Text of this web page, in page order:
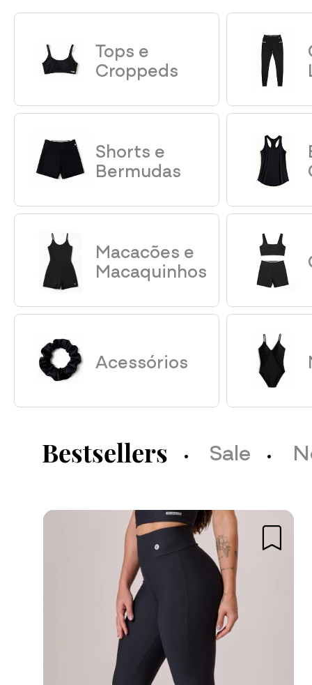
Tops e
Croppeds
Shorts e
Bermudas
Macacões e
Macaquinhos
Acessórios
Bestsellers Sale